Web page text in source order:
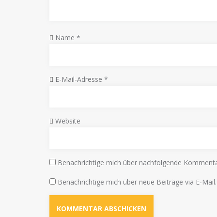
Name *
E-Mail-Adresse *
Website
Benachrichtige mich über nachfolgende
Benachrichtige mich über neue Beiträge via E-Mail.